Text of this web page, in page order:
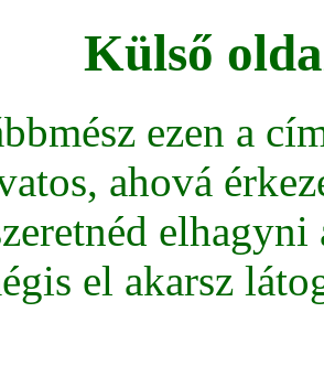
Külső
ezen a
ahová
el akarsz